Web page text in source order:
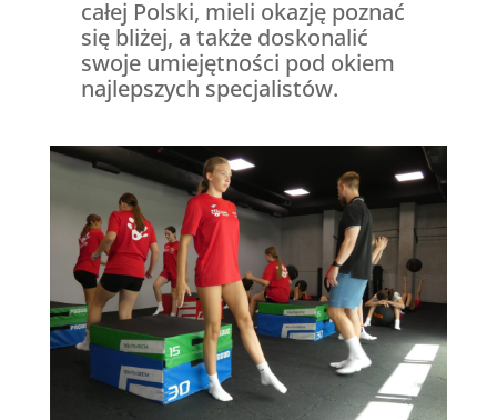
całej Polski, mieli okazję poznać
się bliżej, a także doskonalić
swoje umiejętności pod okiem
najlepszych specjalistów.